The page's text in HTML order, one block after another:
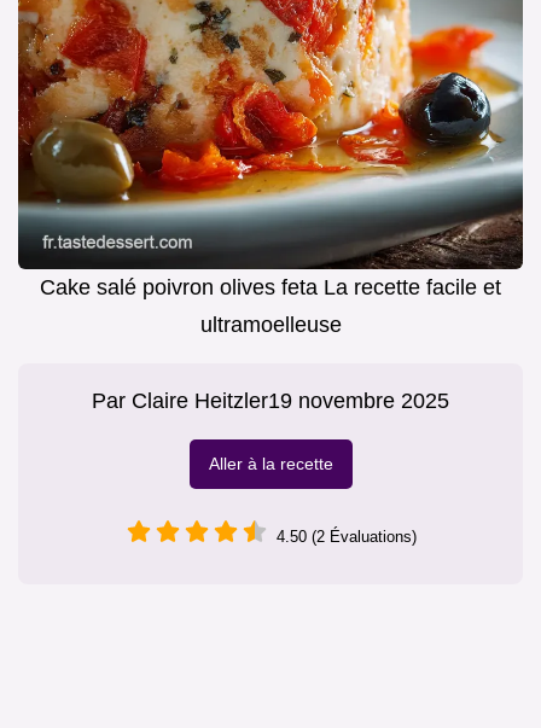
Cake salé poivron olives feta La recette facile et
ultramoelleuse
Par Claire Heitzler19 novembre 2025
Aller à la recette
4.50 (2 Évaluations)